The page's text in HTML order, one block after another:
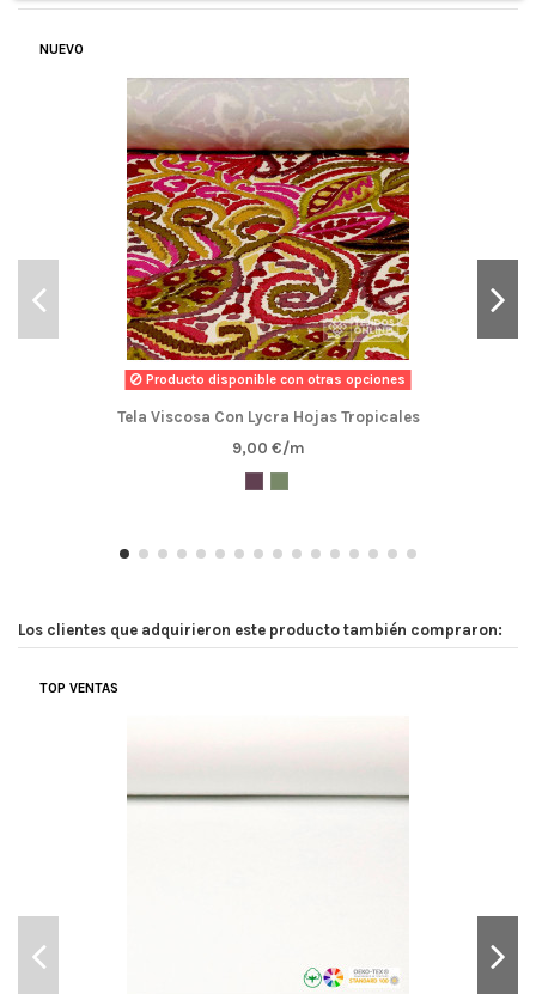
NUEVO
Producto disponible con otras opciones
Tela Viscosa Con Lycra Hojas Tropicales
9,00 €/m
Los clientes que adquirieron este producto también compraron:
TOP VENTAS